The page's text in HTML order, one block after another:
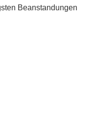
Beanstandungen